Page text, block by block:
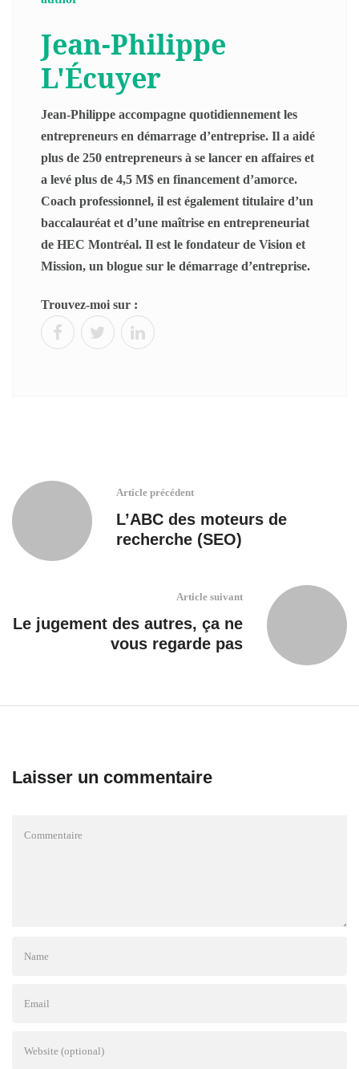
Jean-Philippe
L'Écuyer
Jean-Philippe accompagne quotidiennement les
entrepreneurs en démarrage d’entreprise. Il a aidé
plus de 250 entrepreneurs à se lancer en affaires et
a levé plus de 4,5 M$ en financement d’amorce.
Coach professionnel, il est également titulaire d’un
baccalauréat et d’une maîtrise en entrepreneuriat
de HEC Montréal. Il est le fondateur de Vision et
Mission, un blogue sur le démarrage d’entreprise.
Trouvez-moi sur :
Article précédent
L’ABC des moteurs de
recherche (SEO)
Article suivant
Le jugement des autres, ça ne
vous regarde pas
Laisser un commentaire